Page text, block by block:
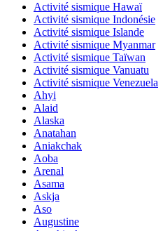
Activité sismique Hawaï
Activité sismique Indonésie
Activité sismique Islande
Activité sismique Myanmar
Activité sismique Taïwan
Activité sismique Vanuatu
Activité sismique Venezuela
Ahyi
Alaid
Alaska
Anatahan
Aniakchak
Aoba
Arenal
Asama
Askja
Aso
Augustine